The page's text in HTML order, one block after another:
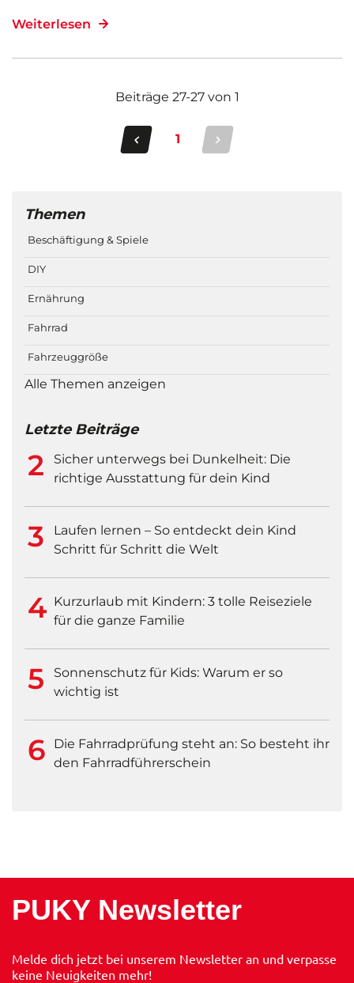
Weiterlesen
Beiträge 27-27von 1
1
Themen
Beschäftigung & Spiele
DIY
Ernährung
Fahrrad
Fahrzeuggröße
Alle Themen anzeigen
Letzte Beiträge
Sicher unterwegs bei Dunkelheit: Die
richtige Ausstattung für dein Kind
Laufen lernen – So entdeckt dein Kind
Schritt für Schritt die Welt
Kurzurlaub mit Kindern: 3 tolle Reiseziele
für die ganze Familie
Sonnenschutz für Kids: Warum er so
wichtig ist
Die Fahrradprüfung steht an: So besteht ihr
den Fahrradführerschein
PUKY Newsletter
Melde dich jetzt bei unserem Newsletter an und verpasse
keine Neuigkeiten mehr!